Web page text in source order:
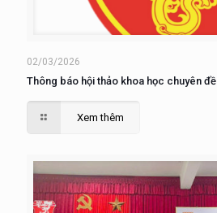
02/03/2026
Thông báo hội thảo khoa học chuyên đề
Xem thêm